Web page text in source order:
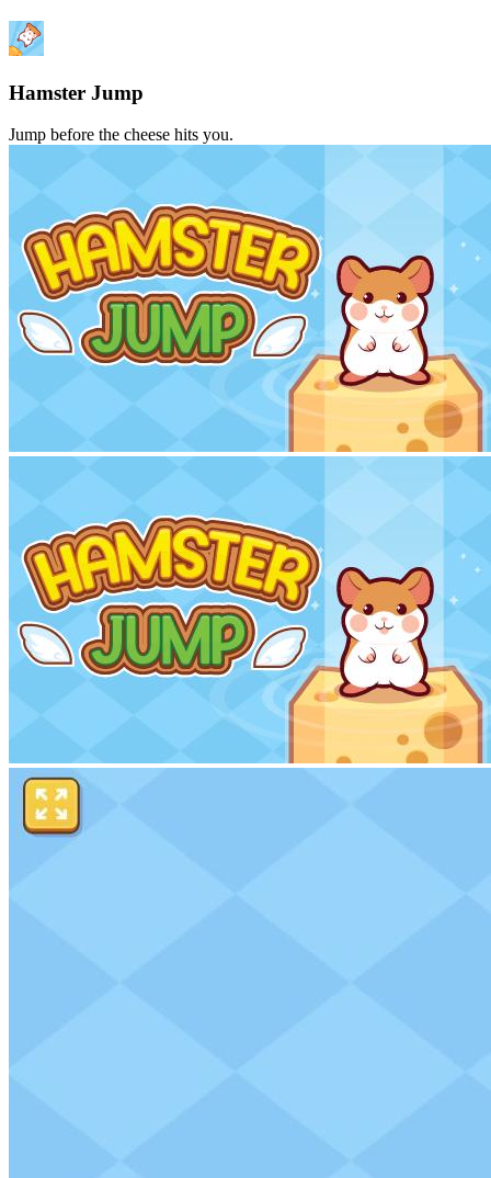
Hamster Jump
Jump before the cheese hits you.